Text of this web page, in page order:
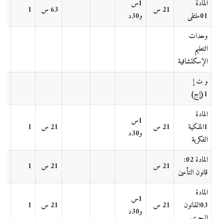
المادة
01ملتقى
21 س
1س
و30د
63 س 1
وحدات
التعليم
الإسكتشافية
و ت إ
1(إج)
المادة
1الملكية
الفكرية
21 س
1س
و30د
21 س 1
المادة 02:
قانون التأمين
21 س 21 س 1
المادة
03القانون
21 س
1س
و30د
21 س 1